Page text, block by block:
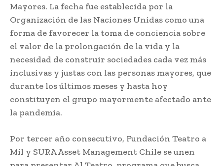
Mayores. La fecha fue establecida por la
Organización de las Naciones Unidas como una
forma de favorecer la toma de conciencia sobre
el valor de la prolongación de la vida y la
necesidad de construir sociedades cada vez más
inclusivas y justas con las personas mayores, que
durante los últimos meses y hasta hoy
constituyen el grupo mayormente afectado ante
la pandemia.
Por tercer año consecutivo, Fundación Teatro a
Mil y SURA Asset Management Chile se unen